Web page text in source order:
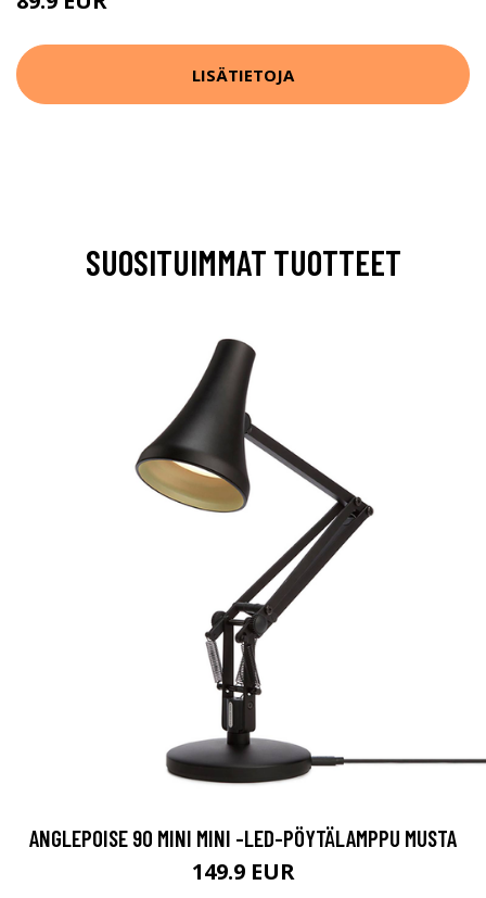
LISÄTIETOJA
SUOSITUIMMAT TUOTTEET
ANGLEPOISE 90 MINI MINI -LED-PÖYTÄLAMPPU MUSTA
149.9 EUR